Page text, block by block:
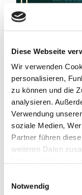
Diese Webseite
Wir verwenden
personalisieren,
zu können und die
analysieren.
Verwendung
soziale Medien,
Partner führen
weiteren Daten
Notwendig
Weiterlesen